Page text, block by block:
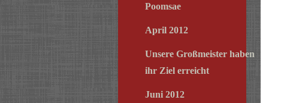
Poomsae
April 2012
Unsere Großmeister haben
ihr Ziel erreicht
Juni 2012